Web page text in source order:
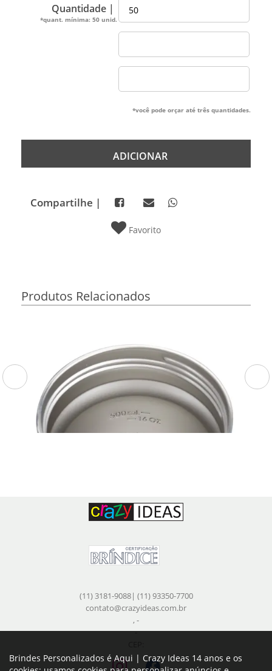
Quantidade |
*quant. mínima: 50 unid.
*você pode orçar até três quantidades.
ADICIONAR
Compartilhe |
Favorito
Produtos Relacionados
Garrafa térmica de 700ml com parede dupla em inox (interno 304 / externo 201),
pintura a pó. Tampa plástica em PP...
(11) 3181-9088| (11) 93350-7700
contato@crazyideas.com.br
, -
-
Brindes Personalizados é Aqui | Crazy Ideas 14 anos e os